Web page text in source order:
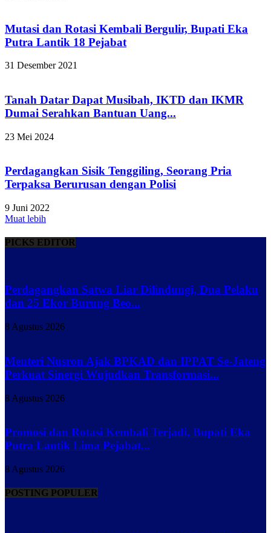
Mutasi dan Rotasi Kembali Bergulir, Bupati Eka
Putra Lantik 18 Pejabat
31 Desember 2021
Tanah Datar Dapat Musibah, IKTD dan IKMR
Dumai Serahkan Bantuan Uang...
23 Mei 2024
Perdagangkan Sisik Tenggiling, Seorang Pria
Terpaksa Berurusan dengan Polisi
9 Juni 2022
Muat lebih
PICKS EDITOR
Perdagangkan Satwa Liar Dilindungi, Dua Pelaku
dan 25 Ekor Burung Beo...
8 Agustus 2026
Menteri Nusron Ajak BPKAD dan IPPAT Se-Jateng
Perkuat Sinergi Wujudkan Transformasi...
8 Agustus 2026
Promosi dan Rotasi Kembali Terjadi, Bupati Eka
Putra Lantik Lima Pejabat...
8 Agustus 2026
POSTING POPULER